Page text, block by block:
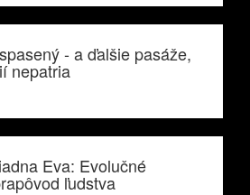
- a ďalšie pasáže,
nepatria
Eva: Evolučné
ľudstva